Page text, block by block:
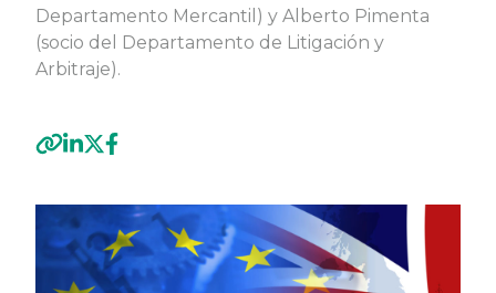
Departamento Mercantil) y Alberto Pimenta
(socio del Departamento de Litigación y
Arbitraje).